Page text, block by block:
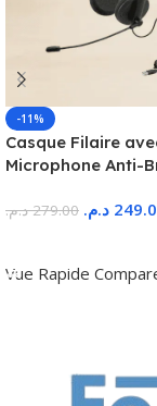
-11%
Casque Filaire
Microphone Anti-
279.00 د.م. د.م.
Vue Rapide